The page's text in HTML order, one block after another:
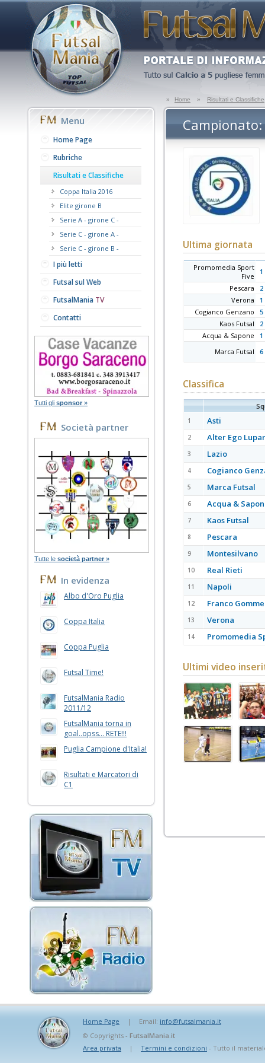
» Home » Risultati e Classifiche
Menu
Home Page
Rubriche
Risultati e Classifiche
Coppa Italia 2016
Elite girone B
Serie A - girone C -
Serie C - girone A -
Serie C - girone B -
I più letti
Futsal sul Web
FutsalMania TV
Contatti
Tutti gli sponsor »
Società partner
Tutte le società partner »
In evidenza
Albo d'Oro Puglia
Coppa Italia
Coppa Puglia
Futsal Time!
FutsalMania Radio
2011/12
FutsalMania torna in
goal..opss... RETE!!!
Puglia Campione d'Italia!
Risultati e Marcatori di
C1
Campionato:
Ultima giornata
Promomedia Sport
Five
1
Pescara
2
Verona
1
Cogianco Genzano
5
Kaos Futsal
2
Acqua & Sapone
1
Marca Futsal
6
Classifica
1 Asti
2 Alter Ego
3 Lazio
4 Cogianco
5 Marca Futsal
6 Acqua &
7 Kaos Futsal
8 Pescara
9 Montesilvano
10 Real Rieti
11 Napoli
12 Franco
13 Verona
14 Promomedia
Ultimi video
Home Page | Email: info@futsalmania.it
© Copyrights - FutsalMania.it
Area privata
| Termini e condizioni - Tutto il